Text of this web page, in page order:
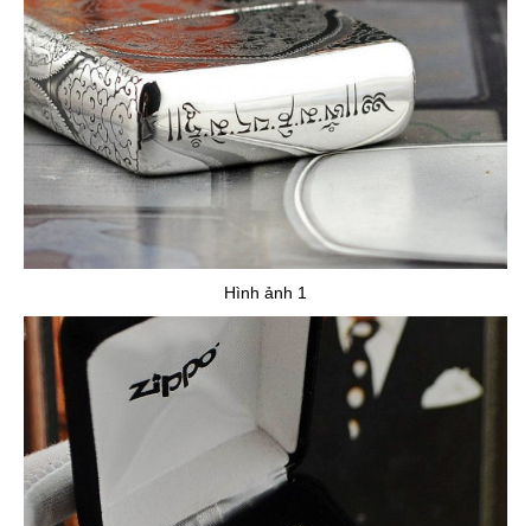
bật lửa Zippo được thiết kế chuẩn với tia lửa mạnh và chính
xác, đáp ứng yêu cầu về độ nhạy lửa, độ an toàn khi tiếp xúc
giúp bạn yên tâm hơn khi để bật lửa trong túi. Bật lửa Zippo
được thiết kế kèm ruột Zippo bên trong với chất liệu thép không
rỉ với buồng đốt 16 lỗ thông gió giúp cho Zippo có thể hoạt động
trong môi trường có gió thổi mạnh, thậm chí bạn có thể để
trước quạt máy ngọn lửa Zippo vẫn không tắt lửa.
Hình ảnh 1